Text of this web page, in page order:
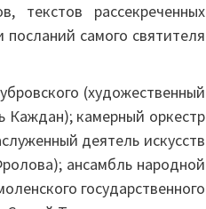
текстов рассекреченных
самого святителя
(художественный
Каждан); камерный оркестр
деятель искусств
ансамбль народной
государственного